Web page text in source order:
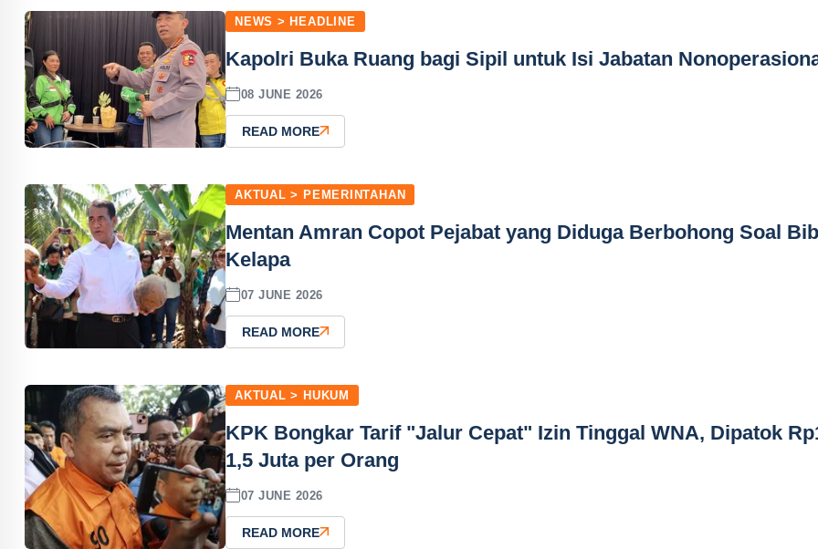
NEWS > HEADLINE
Kapolri Buka Ruang bagi Sipil untuk Isi Jabatan
08 JUNE 2026
READ MORE
AKTUAL > PEMERINTAHAN
Mentan Amran Copot Pejabat yang Diduga Berbohong Soal
Kelapa
07 JUNE 2026
READ MORE
AKTUAL > HUKUM
KPK Bongkar Tarif "Jalur Cepat" Izin Tinggal WNA, Dipatok
1,5 Juta per Orang
07 JUNE 2026
READ MORE